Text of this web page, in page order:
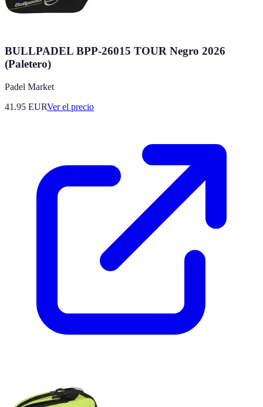
BULLPADEL BPP-26015 TOUR Negro 2026
(Paletero)
Padel Market
41.95 EURVer el precio